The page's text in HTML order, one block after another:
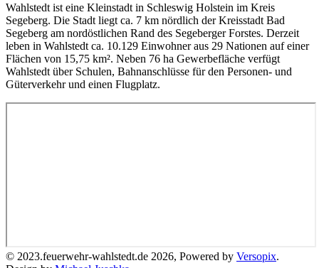
Wahlstedt ist eine Kleinstadt in Schleswig Holstein im Kreis
Segeberg. Die Stadt liegt ca. 7 km nördlich der Kreisstadt Bad
Segeberg am nordöstlichen Rand des Segeberger Forstes. Derzeit
leben in Wahlstedt ca. 10.129 Einwohner aus 29 Nationen auf einer
Flächen von 15,75 km². Neben 76 ha Gewerbefläche verfügt
Wahlstedt über Schulen, Bahnanschlüsse für den Personen- und
Güterverkehr und einen Flugplatz.
© 2023.feuerwehr-wahlstedt.de 2026, Powered by Versopix.